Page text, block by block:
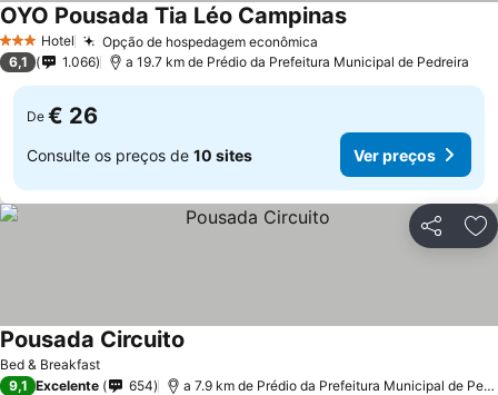
3 EstrelasHotel Opção de hospedagem econômica
OYO Pousada Tia Léo Campinas
6,1 1.066 a 19.7 km de Prédio da Prefeitura Municipal de Pedreira
De € 26
Consulte os preços de 10 sites Ver preços
Partilhar
Bed & Breakfast
Pousada Circuito
9,1 Excelente 654 a 7.9 km de Prédio da Prefeitura Municipal de Pedreira